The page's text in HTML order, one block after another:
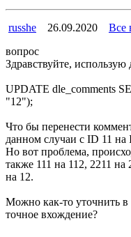
russhe 26.09.2020 Все
вопрос
Здравствуйте, использую
UPDATE dle_comments
"12");
Что бы перенести
данном случаи с ID 11 на
Но вот проблема,
также 111 на 112, 2211 на
на 12.
Можно как-то уточнить в
точное вхождение?